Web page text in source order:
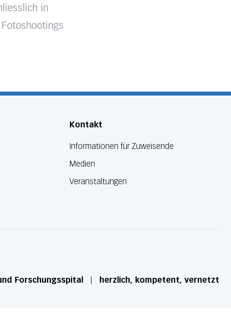
in
Kontakt
Informationen für Zuweisende
Medien
Veranstaltungen
Forschungsspital herzlich, kompetent, vernetzt